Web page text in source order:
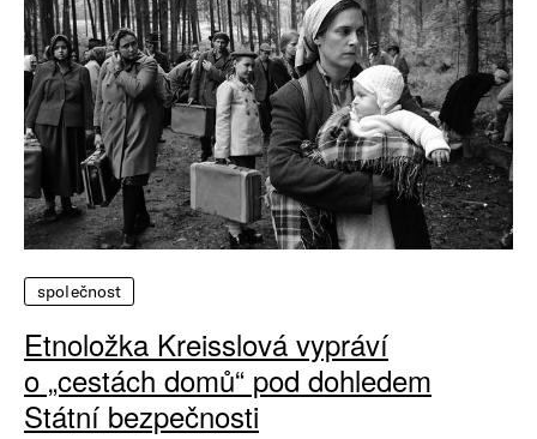
společnost
Etnoložka Kreisslová vypráví
o „cestách domů“ pod dohledem
Státní bezpečnosti